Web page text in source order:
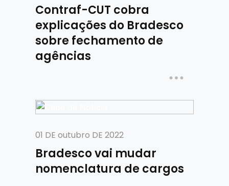
Contraf-CUT cobra
explicações do Bradesco
sobre fechamento de
agências
01 DE outubro DE 2022
Bradesco vai mudar
nomenclatura de cargos